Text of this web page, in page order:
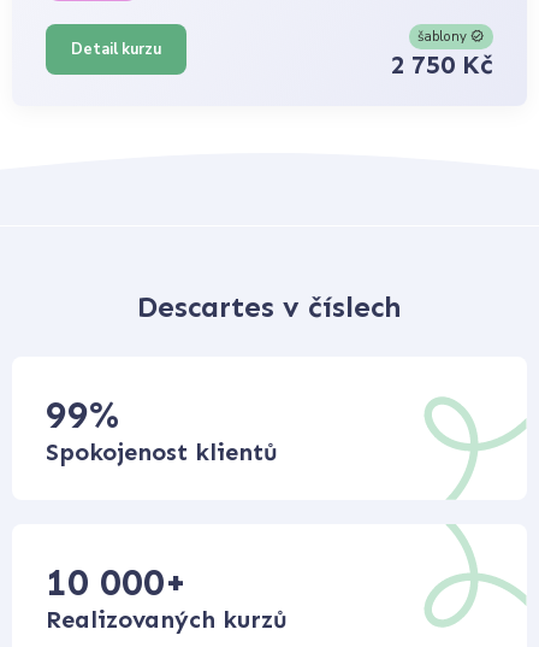
Detail kurzu
šablony
2 750 Kč
Descartes v číslech
99%
Spokojenost klientů
10 000+
Realizovaných kurzů